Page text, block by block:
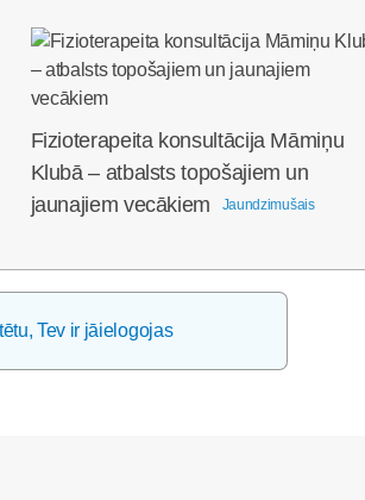
Fizioterapeita konsultācija Māmiņu
Klubā – atbalsts topošajiem un
jaunajiem vecākiem
Jaundzimušais
Tev ir jāielogojas